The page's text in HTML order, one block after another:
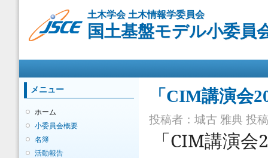
ン
コ
に
動
土木学会 土木情報学委員会
国土基盤モデル小委員
メニュー
ホーム
小委員会概要
名簿
活動報告
「CIM講演会
投稿者： 城古 雅典 投
「 CIM講演会